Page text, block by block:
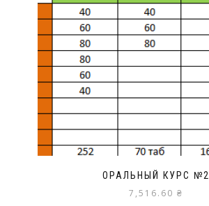
ОРАЛЬНЫЙ КУРС №2
7,516.60 ₴